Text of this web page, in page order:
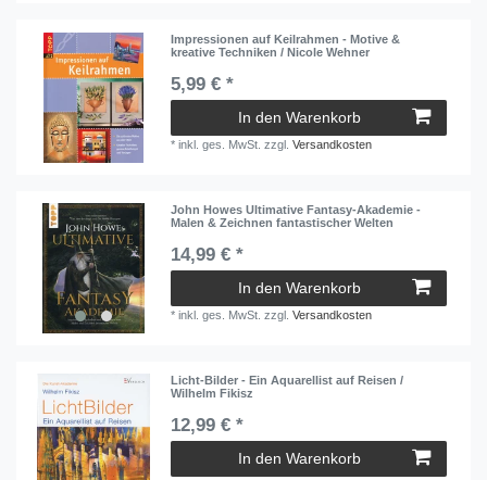
Impressionen auf Keilrahmen - Motive &
kreative Techniken / Nicole Wehner
5,99 € *
In den Warenkorb
*inkl. ges. MwSt. zzgl.Versandkosten
John Howes Ultimative Fantasy-Akademie -
Malen & Zeichnen fantastischer Welten
14,99 € *
In den Warenkorb
*inkl. ges. MwSt. zzgl.Versandkosten
Licht-Bilder - Ein Aquarellist auf Reisen /
Wilhelm Fikisz
12,99 € *
In den Warenkorb